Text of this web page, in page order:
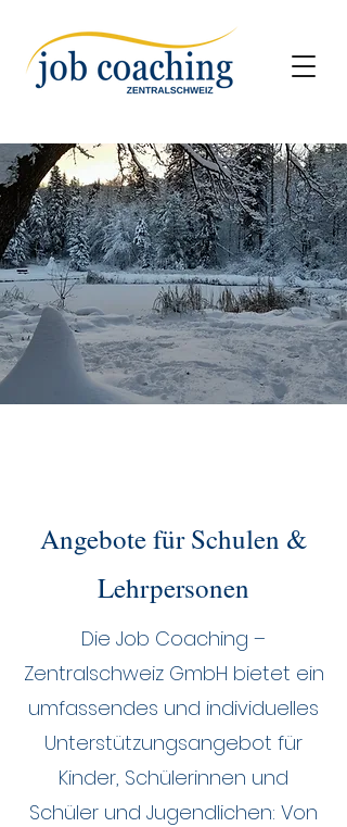
Angebote für Schulen &
Lehrpersonen
Die Job Coaching –
Zentralschweiz GmbH bietet ein
umfassendes und individuelles
Unterstützungsangebot für
Kinder, Schülerinnen und
Schüler und Jugendlichen: Von